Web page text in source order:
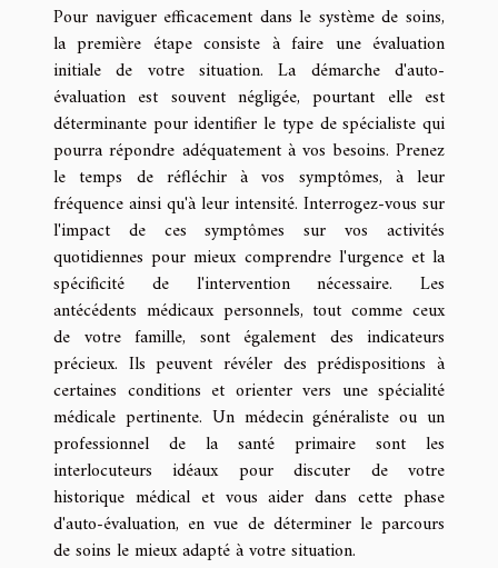
Pour naviguer efficacement dans le système de soins,
la première étape consiste à faire une évaluation
initiale de votre situation. La démarche d'auto-
évaluation est souvent négligée, pourtant elle est
déterminante pour identifier le type de spécialiste qui
pourra répondre adéquatement à vos besoins. Prenez
le temps de réfléchir à vos symptômes, à leur
fréquence ainsi qu'à leur intensité. Interrogez-vous sur
l'impact de ces symptômes sur vos activités
quotidiennes pour mieux comprendre l'urgence et la
spécificité de l'intervention nécessaire. Les
antécédents médicaux personnels, tout comme ceux
de votre famille, sont également des indicateurs
précieux. Ils peuvent révéler des prédispositions à
certaines conditions et orienter vers une spécialité
médicale pertinente. Un médecin généraliste ou un
professionnel de la santé primaire sont les
interlocuteurs idéaux pour discuter de votre
historique médical et vous aider dans cette phase
d'auto-évaluation, en vue de déterminer le parcours
de soins le mieux adapté à votre situation.